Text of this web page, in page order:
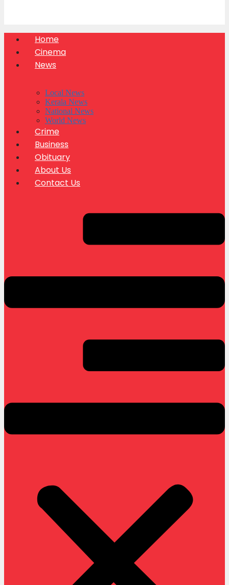
Home
Cinema
News
Local News
Kerala News
National News
World News
Crime
Business
Obituary
About Us
Contact Us